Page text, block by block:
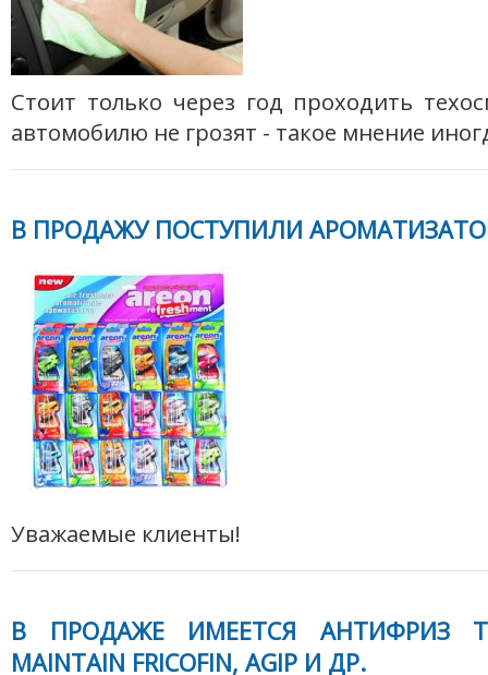
Стоит только через год проходить
автомобилю не грозят - такое мнение
В ПРОДАЖУ ПОСТУПИЛИ
Уважаемые клиенты!
В ПРОДАЖЕ ИМЕЕТСЯ АНТИФРИЗ
MAINTAIN FRICOFIN, AGIP И ДР.